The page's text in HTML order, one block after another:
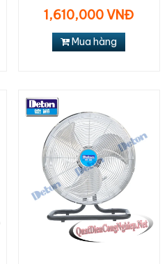
1,610,000 VNĐ
Mua hàng